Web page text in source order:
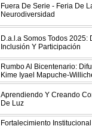
Fuera De Serie - Feria De
Neurodiversidad
D.a.l.a Somos Todos 2025:
Inclusión Y Participación
Rumbo Al Bicentenario:
Kime Iyael Mapuche-
Aprendiendo Y Creando
De Luz
Fortalecimiento